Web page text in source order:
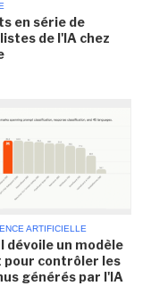
en série de
de l'IA chez
ARTIFICIELLE
dévoile un modèle
pour contrôler les
générés par l'IA